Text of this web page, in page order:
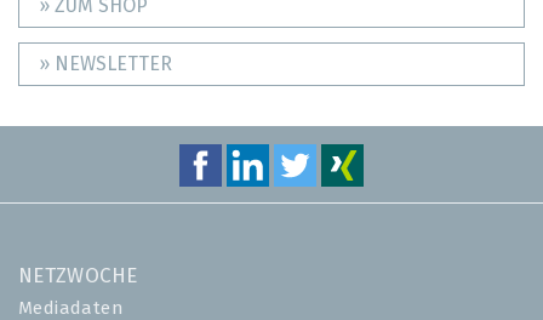
» ZUM SHOP
» NEWSLETTER
NETZWOCHE
Mediadaten